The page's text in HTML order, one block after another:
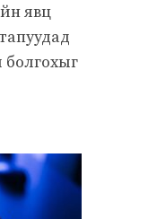
явц
болгохыг